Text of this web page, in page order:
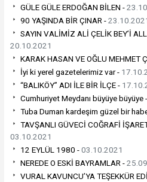
GÜLE GÜLE ERDOĞAN BİLEN -
90 YAŞINDA BİR ÇINAR -
SAYIN VALİMİZ ALİ ÇELİK BEY’İ
20.10.2021
KARAK HASAN VE OĞLU MEHMET
İyi ki yerel gazetelerimiz var -
“BALIKÖY” ADI İLE BİR İLÇE -
Cumhuriyet Meydanı büyüye büyüye -
Tuba Duman kardeşim güzel bir
TAVŞANLI GÜVECİ COĞRAFİ
03.10.2021
12 EYLÜL 1980 -03.10.2021
NEREDE O ESKİ BAYRAMLAR -
VURAL KAVUNCU’YA TEŞEKKÜR